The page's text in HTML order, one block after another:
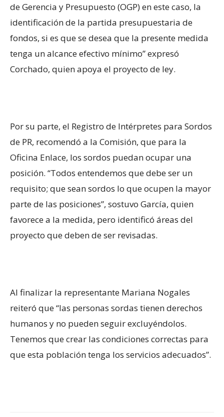
de Gerencia y Presupuesto (OGP) en este caso, la
identificación de la partida presupuestaria de
fondos, si es que se desea que la presente medida
tenga un alcance efectivo mínimo” expresó
Corchado, quien apoya el proyecto de ley.
Por su parte, el Registro de Intérpretes para Sordos
de PR, recomendó a la Comisión, que para la
Oficina Enlace, los sordos puedan ocupar una
posición. “Todos entendemos que debe ser un
requisito; que sean sordos lo que ocupen la mayor
parte de las posiciones”, sostuvo García, quien
favorece a la medida, pero identificó áreas del
proyecto que deben de ser revisadas.
Al finalizar la representante Mariana Nogales
reiteró que “las personas sordas tienen derechos
humanos y no pueden seguir excluyéndolos.
Tenemos que crear las condiciones correctas para
que esta población tenga los servicios adecuados”.